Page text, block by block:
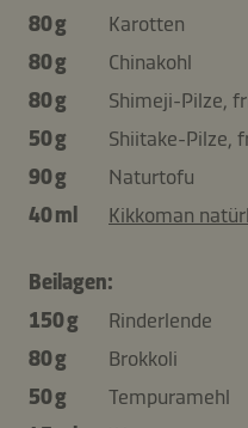
80 g
Karotten
80 g
Chinakohl
80 g
Shimeji-Pilze,
50 g
Shiitake-Pilze,
90 g
Naturtofu
40 ml
Kikkoman
Beilagen:
150 g
Rinderlende
80 g
Brokkoli
50 g
Tempuramehl